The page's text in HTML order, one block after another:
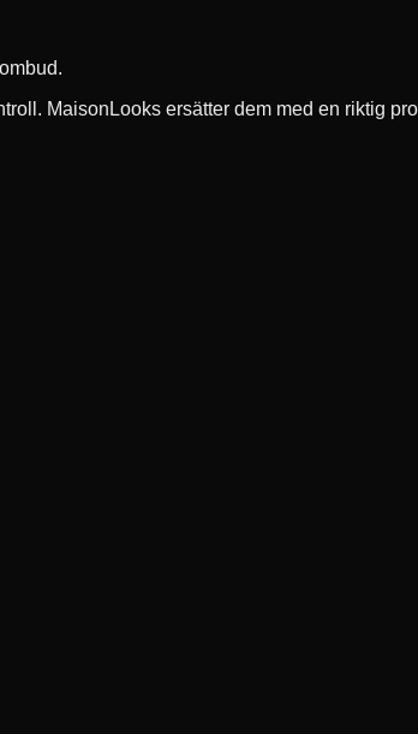
MaisonLooks ersätter dem med en riktig